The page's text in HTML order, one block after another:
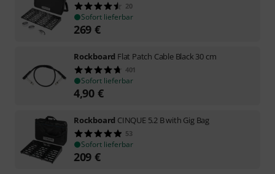
20
Sofort lieferbar
269 €
Rockboard Flat Patch Cable Black 30 cm
401
Sofort lieferbar
4,90 €
Rockboard CINQUE 5.2 B with Gig Bag
53
Sofort lieferbar
209 €